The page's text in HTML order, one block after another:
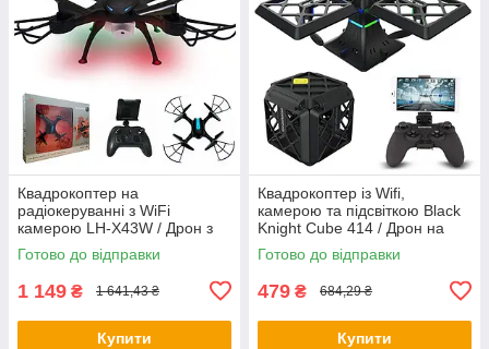
Квадрокоптер на
радіокеруванні з WiFi
камерою LH-X43W / Дрон з
камерою та підсвіткою
Готово до відправки
1 149 ₴ 1 641,43 ₴
Купити
Квадрокоптер із Wifi,
камерою та підсвіткою Black
Knight Cube 414 / Дрон на
радіокеруванні
Готово до відправки
479 ₴ 684,29 ₴
Купити